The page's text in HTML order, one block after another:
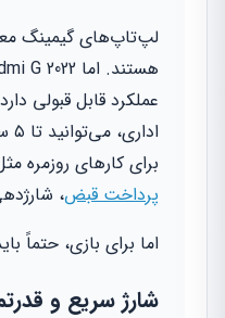
لپ‌تاپ‌های گیمینگ
عملکرد قابل قبولی
برای کارهای روزمره
پرداخت قبض،
اما برای بازی، حتماً
شارژ سریع و